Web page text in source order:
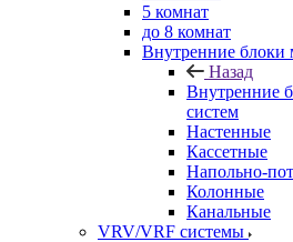
5 комнат
до 8 комнат
Внутренние блоки
Назад
Внутренние
систем
Настенные
Кассетные
Напольно-
Колонные
Канальные
VRV/VRF системы